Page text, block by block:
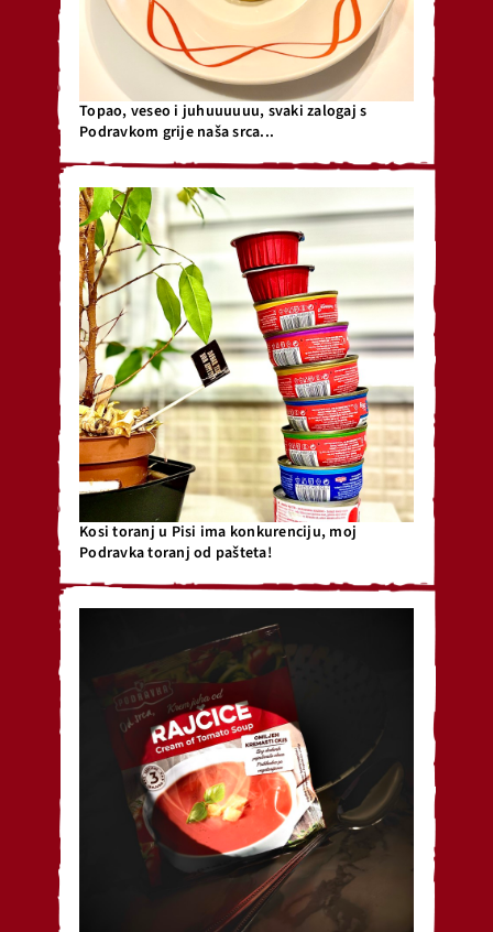
Topao, veseo i juhuuuuuu, svaki zalogaj s
Podravkom grije naša srca...
Kosi toranj u Pisi ima konkurenciju, moj
Podravka toranj od pašteta!